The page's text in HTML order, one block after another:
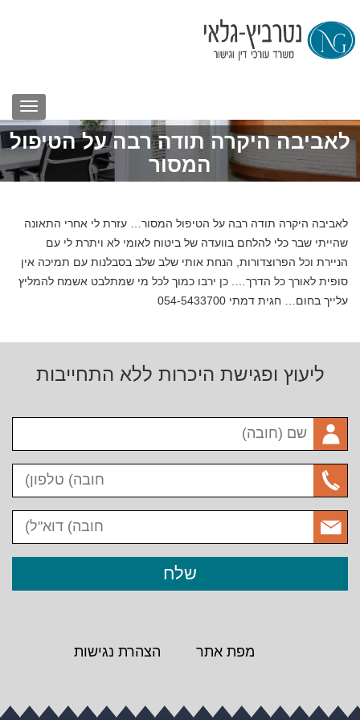
לאביבה היקרה תודה רבה על הטיפול
המסור
לאביבה היקרה תודה רבה על הטיפול המסור… עזרת לי אחרי התאונה
שהייתי שבר כלי להלחם בוועדה של ביטוח לאומי לא ויתרת לי עם
הניירת וכל הפרוצדורות, הנחת אותי שלב שלב בסבלנות עם תמיכה אין
סופית לאורך כל הדרך…. כן ירבו כמוך לכל מי שמתלבט אשמח להמליץ
עלייך בחום… חגית דמתי 054-5433700
ליעוץ ופגישת היכרות ללא התחייבות
מפת אתר הצהרת נגישות